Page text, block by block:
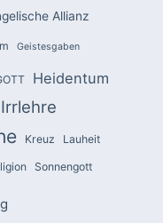
Allianz
Geistesgaben
Heidentum
Irrlehre
Kreuz Lauheit
Sonnengott